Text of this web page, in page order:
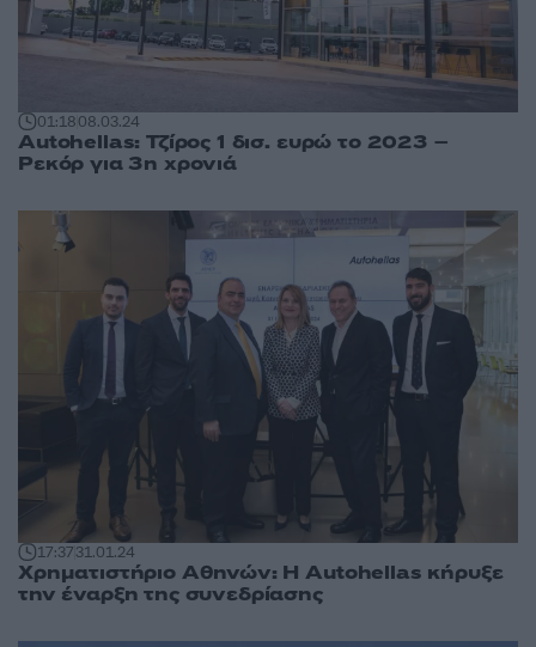
01:1808.03.24
Autohellas: Τζίρος 1 δισ. ευρώ το 2023 –
Ρεκόρ για 3η χρονιά
17:3731.01.24
Χρηματιστήριο Αθηνών: Η Autohellas κήρυξε
την έναρξη της συνεδρίασης